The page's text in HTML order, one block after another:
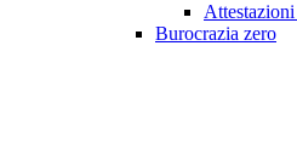
Burocrazia zero